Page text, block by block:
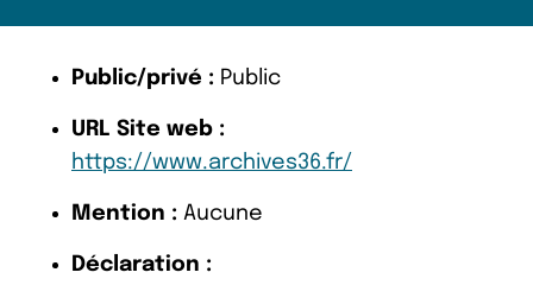
Public/privé : Public
URL Site web :
https://www.archives36.fr/
Mention : Aucune
Déclaration :